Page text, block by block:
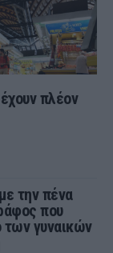
πλέον
την πένα
που
των γυναικών